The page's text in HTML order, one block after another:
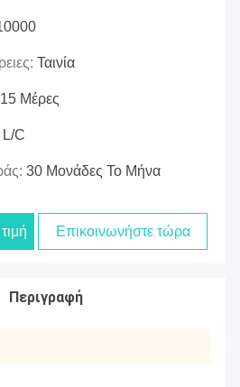
Ταινία
15 Μέρες
L/C
30 Μονάδες Το Μήνα
Επικοινωνήστε τώρα
Περιγραφή